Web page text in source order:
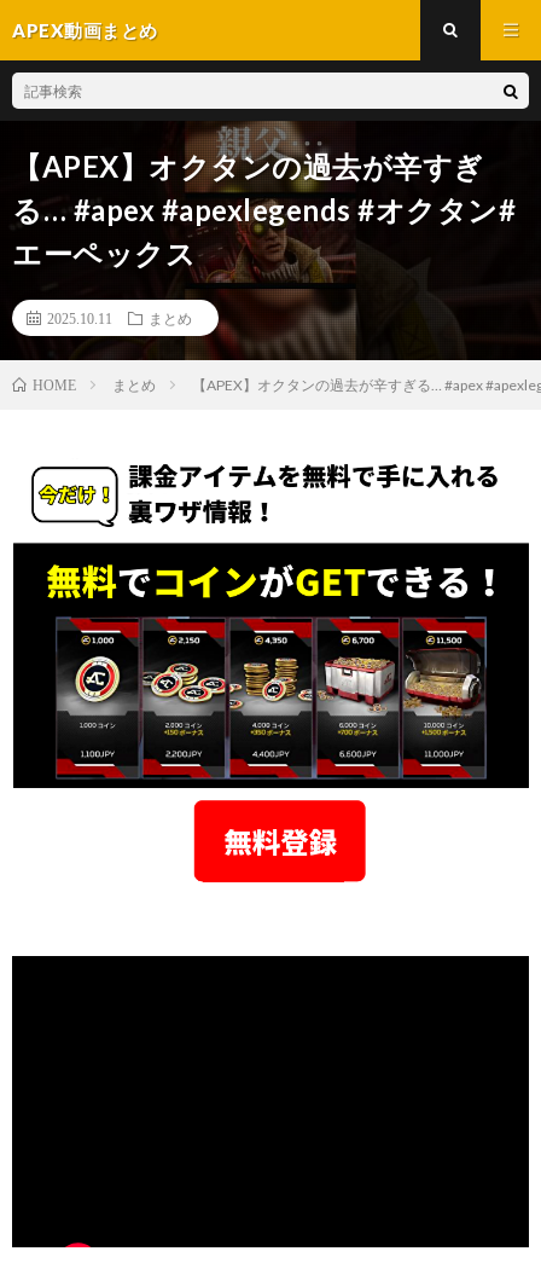
APEX動画まとめ
【APEX】オクタンの過去が辛すぎ
る… #apex #apexlegends #オクタン#
エーペックス
2025.10.11 まとめ
HOME まとめ 【APEX】オクタンの過去が辛すぎる… #apex